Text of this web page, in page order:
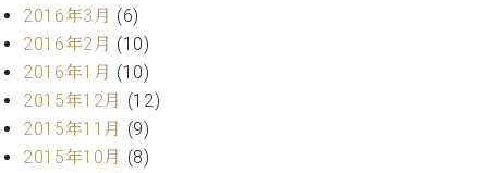
調
律
)
ア
フ
タ
2016年3月 (6)
2016年2月 (10)
2016年1月 (10)
2015年12月 (12)
2015年11月 (9)
2015年10月 (8)